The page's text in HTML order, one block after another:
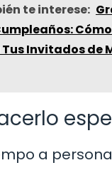
te interese:
Cómo
Invitados de
a